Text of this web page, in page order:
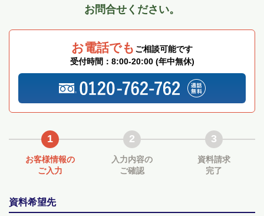
お問合せください。
お電話でも ご相談可能です
受付時間：8:00‐20:00 (年中無休)
1
お客様情報の
ご入力
2
入力内容の
ご確認
3
資料請求
完了
資料希望先